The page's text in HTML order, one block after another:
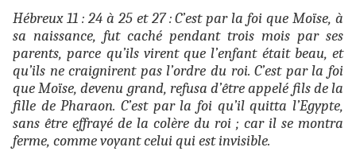
Hébreux 11 : 24 à 25 et 27 :C’est par la foi que Moïse, à
sa naissance, fut caché pendant trois mois par ses
parents, parce qu’ils virent que l’enfant était beau, et
qu’ils ne craignirent pas l’ordre du roi. C’est par la foi
que Moïse, devenu grand, refusa d’être appelé fils de la
fille de Pharaon. C’est par la foi qu’il quitta l’Egypte,
sans être effrayé de la colère du roi ; car il se montra
ferme, comme voyant celui qui est invisible.